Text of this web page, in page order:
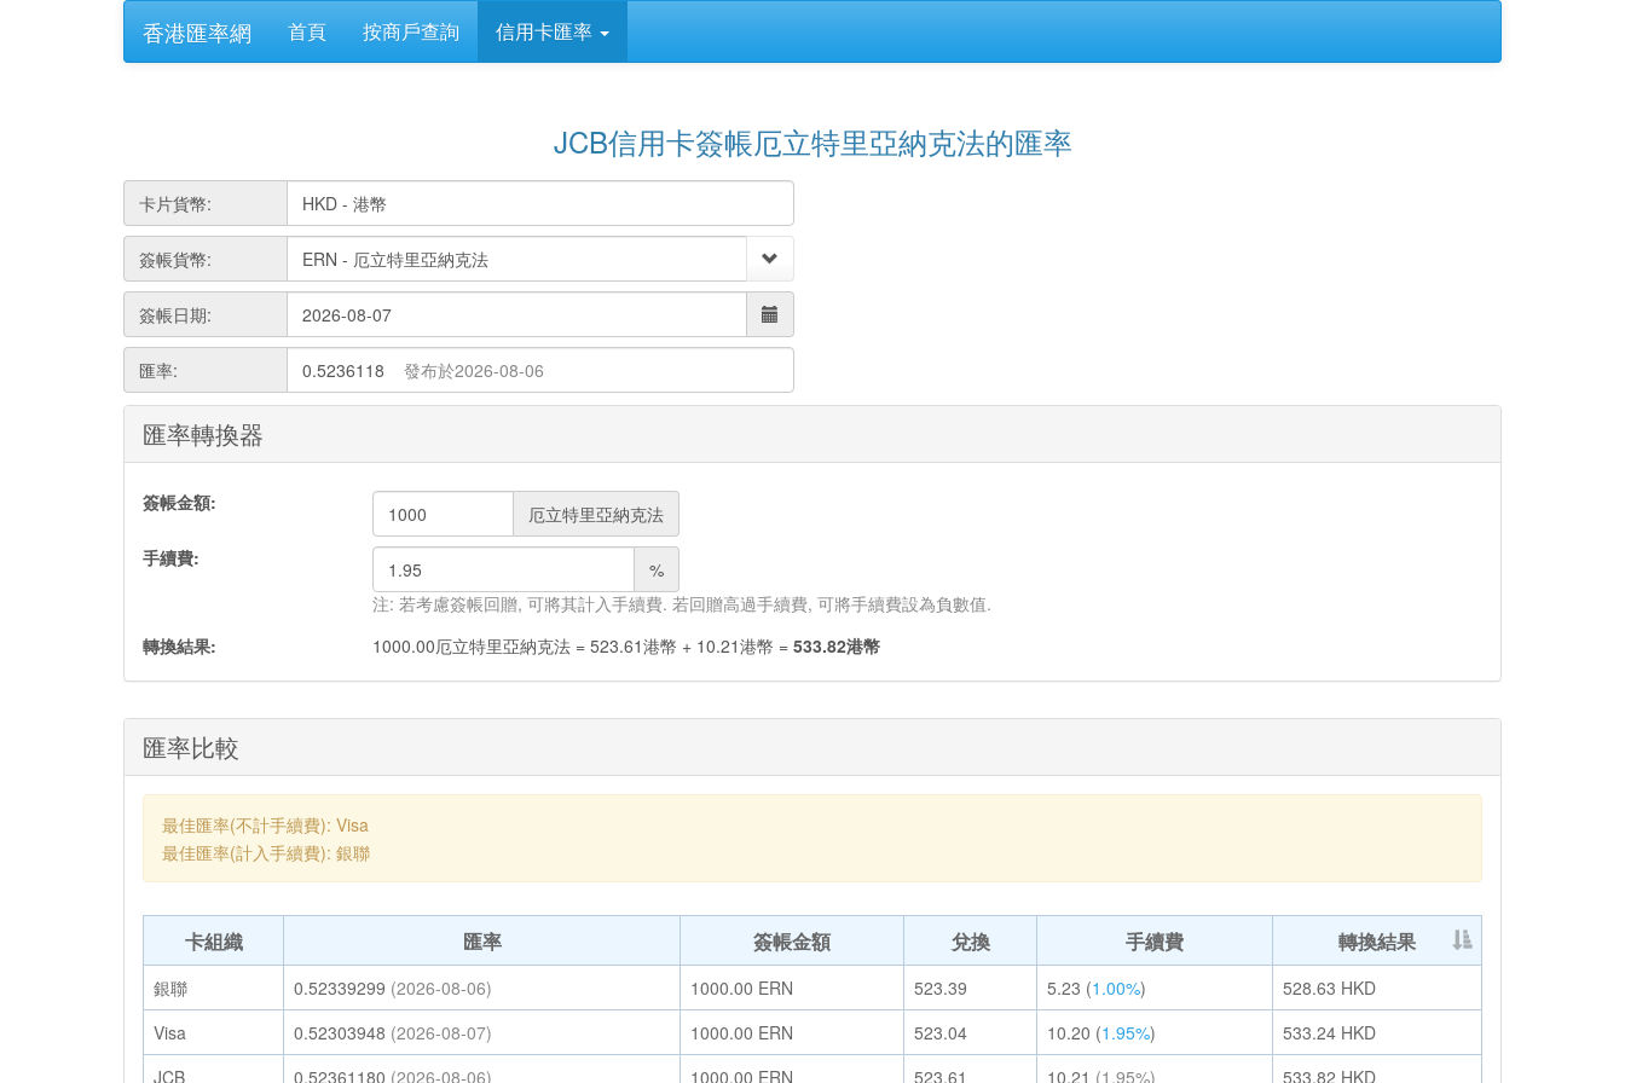
香港匯率網 首頁 按商戶查詢 信用卡匯率
JCB信用卡簽帳厄立特里亞納克法的匯率
卡片貨幣:
簽帳貨幣:
簽帳日期:
匯率: 0.5236118 發布於2026-08-06
匯率轉換器
簽帳金額:
厄立特里亞納克法
手續費:
%
注: 若考慮簽帳回贈, 可將其計入手續費. 若回贈高過手續費, 可將手續費設為負數值.
轉換結果:
1000.00厄立特里亞納克法 = 523.61港幣 + 10.21港幣 = 533.82港幣
匯率比較
最佳匯率(不計手續費): Visa
最佳匯率(計入手續費): 銀聯
卡組織 匯率 簽帳金額 兌換 手續費 轉換結果
銀聯 0.52339299 (2026-08-06) 1000.00 ERN 523.39 5.23 (1.00%) 528.63 HKD
Visa
0.52303948 (2026-08-07) 1000.00 ERN 523.04 10.20 (1.95%) 533.24 HKD
JCB
0.52361180 (2026-08-06) 1000.00 ERN 523.61 10.21 (1.95%) 533.82 HKD